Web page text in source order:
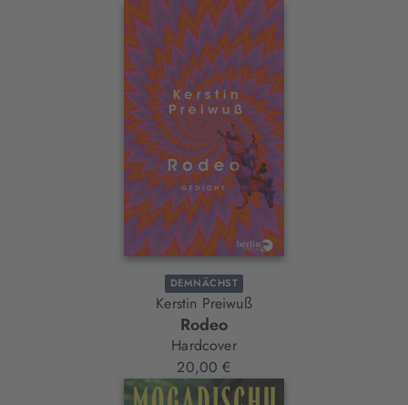
DEMNÄCHST
Kerstin Preiwuß
Rodeo
Hardcover
20,00 €